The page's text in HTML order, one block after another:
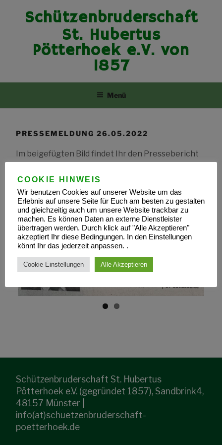
Schützenbruderschaft
St. Hubertus
Pötterhoek e.V. von
1857
Menü
PRESSEMELDUNG 26.05.2022
Im beigefügten Bild findet Ihr den Pressebericht
Prev
ious
Schützenbruderschaft St. Hubertus
Pötterhoek e.V. (gegründet 1857), Sandbrink4,
48157 Münster |
info(at)schuetzenbruderschaft-
poetterhoek.de
COOKIE HINWEIS
Wir benutzen Cookies auf unserer Website um das
Erlebnis auf unsere Seite für Euch am besten zu gestalten
und gleichzeitig auch um unsere Website trackbar zu
machen. Es können Daten an externe Dienstleister
übertragen werden. Durch klick auf "Alle Akzeptieren"
akzeptiert Ihr diese Bedingungen. In den Einstellungen
könnt Ihr das jederzeit anpassen. .
Cookie Einstellungen Alle Akzeptieren